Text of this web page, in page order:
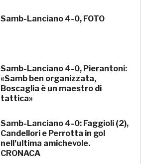
Samb-Lanciano 4-0, FOTO
Samb-Lanciano 4-0, Pierantoni:
«Samb ben organizzata,
Boscaglia è un maestro di
tattica»
Samb-Lanciano 4-0: Faggioli (2),
Candellori e Perrotta in gol
nell’ultima amichevole.
CRONACA